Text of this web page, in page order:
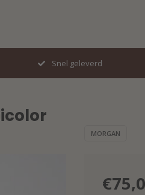
Perfecte pasvorm
MORGAN